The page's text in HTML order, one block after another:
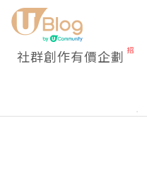
社群創作有價企劃